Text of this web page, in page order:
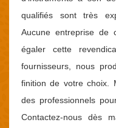
qualifiés sont très
Aucune entreprise
égaler cette
fournisseurs, nous
finition de votre choix.
des professionnels
Contactez-nous dès